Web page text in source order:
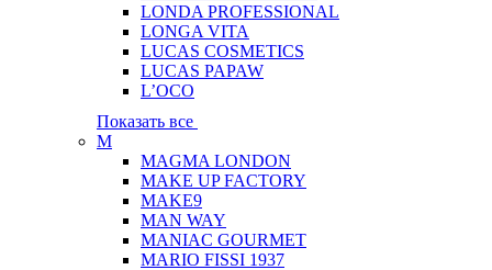
LONDA PROFESSIONAL
LONGA VITA
LUCAS COSMETICS
LUCAS PAPAW
L’OCO
Показать все
M
MAGMA LONDON
MAKE UP FACTORY
MAKE9
MAN WAY
MANIAC GOURMET
MARIO FISSI 1937